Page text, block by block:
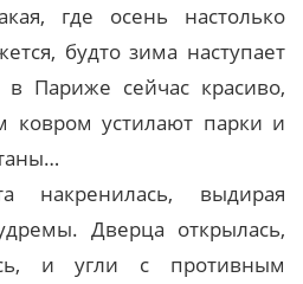
где осень настолько
будто зима наступает
в Париже сейчас красиво,
ковром устилают парки и
накренилась, выдирая
Дверца открылась,
и угли с противным